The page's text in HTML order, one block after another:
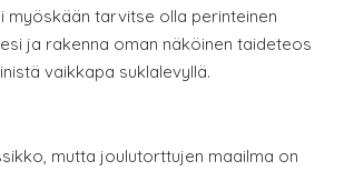
myöskään tarvitse olla perinteinen
ja rakenna oman näköinen taideteos
vaikkapa suklalevyllä.
mutta joulutorttujen maailma on